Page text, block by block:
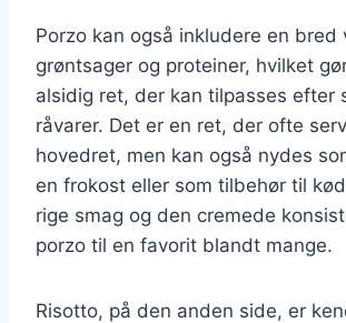
Porzo kan også inkludere en bred
grøntsager og proteiner, hvilket
alsidig ret, der kan tilpasses efter
råvarer. Det er en ret, der ofte
hovedret, men kan også nydes
en frokost eller som tilbehør til
rige smag og den cremede
porzo til en favorit blandt mange.
Risotto, på den anden side, er